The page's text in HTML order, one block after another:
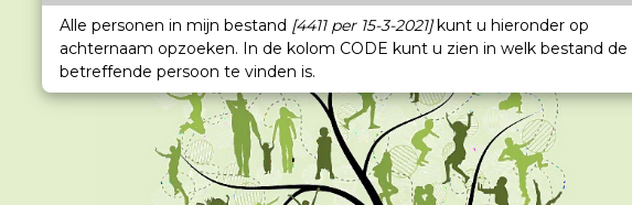
Alle personen in mijn bestand [4411 per 15-3-2021]kunt u hieronder op
achternaam opzoeken. In de kolom CODE kunt u zien in welk bestand de
betreffende persoon te vinden is.